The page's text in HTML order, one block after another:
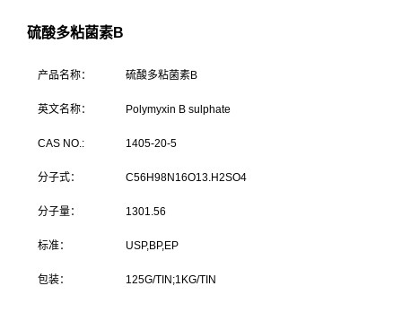
硫酸多粘菌素B
产品名称： 硫酸多粘菌素B
英文名称： Polymyxin B sulphate
CAS NO.: 1405-20-5
分子式： C56H98N16O13.H2SO4
分子量： 1301.56
标准： USP,BP,EP
包装： 125G/TIN;1KG/TIN